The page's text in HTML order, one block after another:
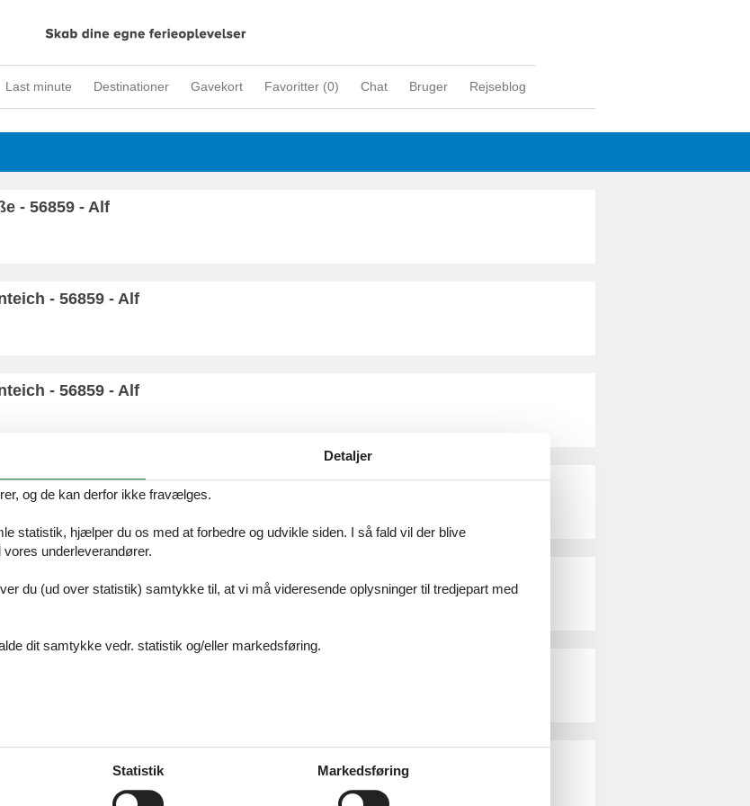
Last minute Destinationer Gavekort Favoritter (0) Chat Bruger Rejseblog
- 56859 - Alf
- 56859 - Alf
- 56859 - Alf
- 56859 - Alf
Detaljer
og de kan derfor ikke fravælges.
statistik, hjælper du os med at forbedre og udvikle siden. I så fald vil der blive
underleverandører.
du (ud over statistik) samtykke til, at vi må videresende oplysninger til tredjepart med
dit samtykke vedr. statistik og/eller markedsføring.
Statistik Markedsføring